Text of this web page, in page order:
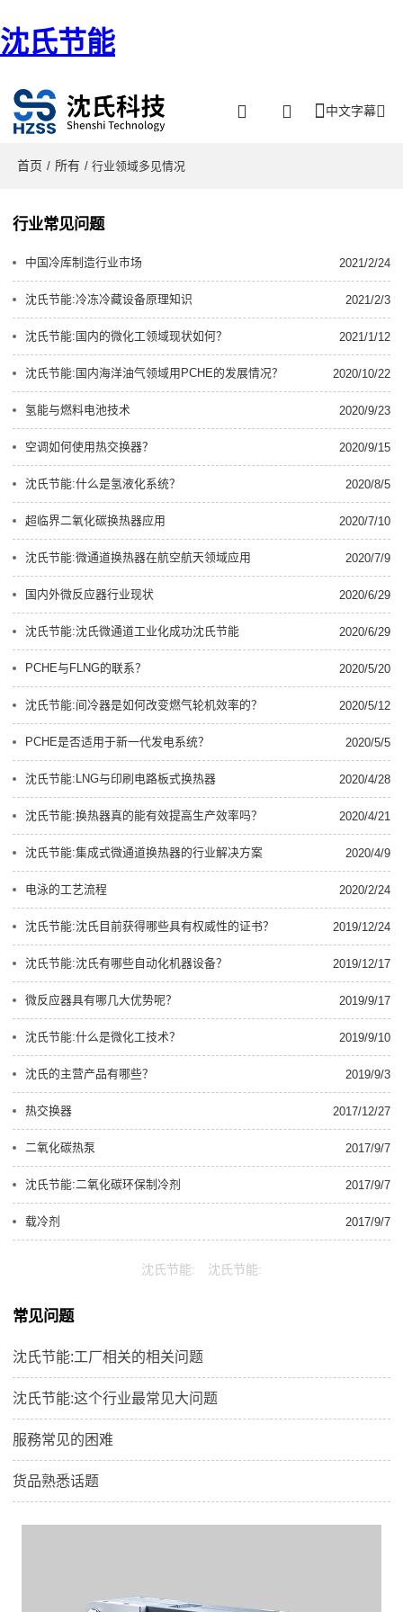
沈氏节能
中文字幕
首页 / 所有 / 行业领域多见情况
行业常见问题
中国冷库制造行业市场 2021/2/24
沈氏节能:冷冻冷藏设备原理知识 2021/2/3
沈氏节能:国内的微化工领域现状如何？ 2021/1/12
沈氏节能:国内海洋油气领域用PCHE的发展情况？ 2020/10/22
氢能与燃料电池技术 2020/9/23
空调如何使用热交换器？ 2020/9/15
沈氏节能:什么是氢液化系统？ 2020/8/5
超临界二氧化碳换热器应用 2020/7/10
沈氏节能:微通道换热器在航空航天领域应用 2020/7/9
国内外微反应器行业现状 2020/6/29
沈氏节能:沈氏微通道工业化成功沈氏节能 2020/6/29
PCHE与FLNG的联系？ 2020/5/20
沈氏节能:间冷器是如何改变燃气轮机效率的？ 2020/5/12
PCHE是否适用于新一代发电系统？ 2020/5/5
沈氏节能:LNG与印刷电路板式换热器 2020/4/28
沈氏节能:换热器真的能有效提高生产效率吗？ 2020/4/21
沈氏节能:集成式微通道换热器的行业解决方案 2020/4/9
电泳的工艺流程 2020/2/24
沈氏节能:沈氏目前获得哪些具有权威性的证书？ 2019/12/24
沈氏节能:沈氏有哪些自动化机器设备？ 2019/12/17
微反应器具有哪几大优势呢？ 2019/9/17
沈氏节能:什么是微化工技术？ 2019/9/10
沈氏的主营产品有哪些？ 2019/9/3
热交换器 2017/12/27
二氧化碳热泵 2017/9/7
沈氏节能:二氧化碳环保制冷剂 2017/9/7
载冷剂 2017/9/7
沈氏节能: 沈氏节能:
常见问题
沈氏节能:工厂相关的相关问题
沈氏节能:这个行业最常见大问题
服務常见的困难
货品熟悉话题